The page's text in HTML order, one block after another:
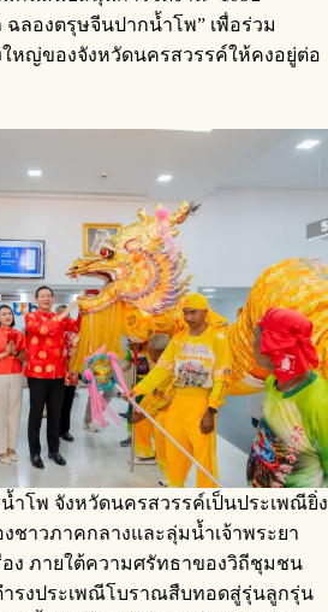
ลองตรุษจีนปากน้ำโพ” เพื่อร่วม
หญ่ของจังหวัดนครสวรรค์ให้คงอยู่ต่อ
ำโพ จังหวัดนครสวรรค์เป็นประเพณียิ่ง
ชาวภาคกลางและลุ่มน้ำเจ้าพระยา
อง ภายใต้ความศรัทธาของวิถีชุมชน
รงประเพณีโบราณสืบทอดสู่รุ่นลูกรุ่น